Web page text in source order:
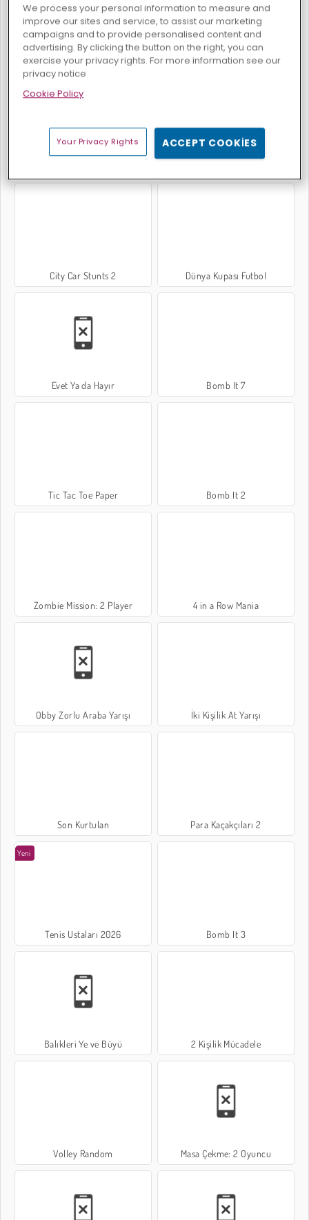
Ninja Obby Parkuru Basketbol Yıldızları 2026
City Car Stunts 2 Dünya Kupası Futbol
Evet Ya da Hayır Bomb It 7
Tic Tac Toe Paper Bomb It 2
Zombie Mission: 2 Player 4 in a Row Mania
Obby Zorlu Araba Yarışı İki Kişilik At Yarışı
Son Kurtulan Para Kaçakçıları 2
Yeni
Tenis Ustaları 2026 Bomb It 3
Balıkleri Ye ve Büyü 2 Kişilik Mücadele
Volley Random Masa Çekme: 2 Oyuncu
We process your personal information to measure and
improve our sites and service, to assist our marketing
campaigns and to provide personalised content and
advertising. By clicking the button on the right, you can
exercise your privacy rights. For more information see our
privacy notice
Cookie Policy
Your Privacy Rights ACCEPT COOKIES